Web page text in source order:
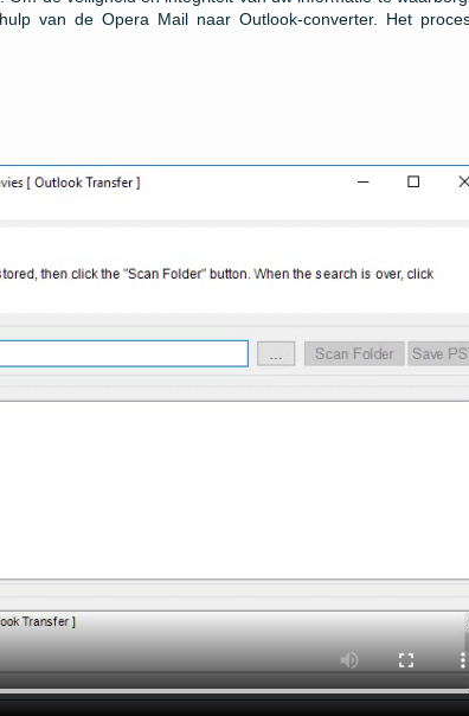
van de Opera Mail naar Outlook-converter. Het